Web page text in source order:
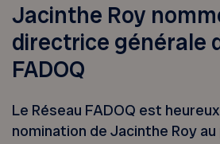
Jacinthe Roy
directrice générale
FADOQ
Le Réseau FADOQ est
nomination de Jacinthe Roy